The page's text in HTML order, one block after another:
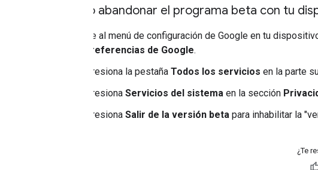
Cómo abandonar el programa beta con tu
Ve al menú de configuración de Google en tu
preferencias de Google.
Presiona la pestaña Todos los servicios en la parte
Presiona Servicios del sistema en la sección
Presiona Salir de la versión beta para inhabilitar la
¿Te